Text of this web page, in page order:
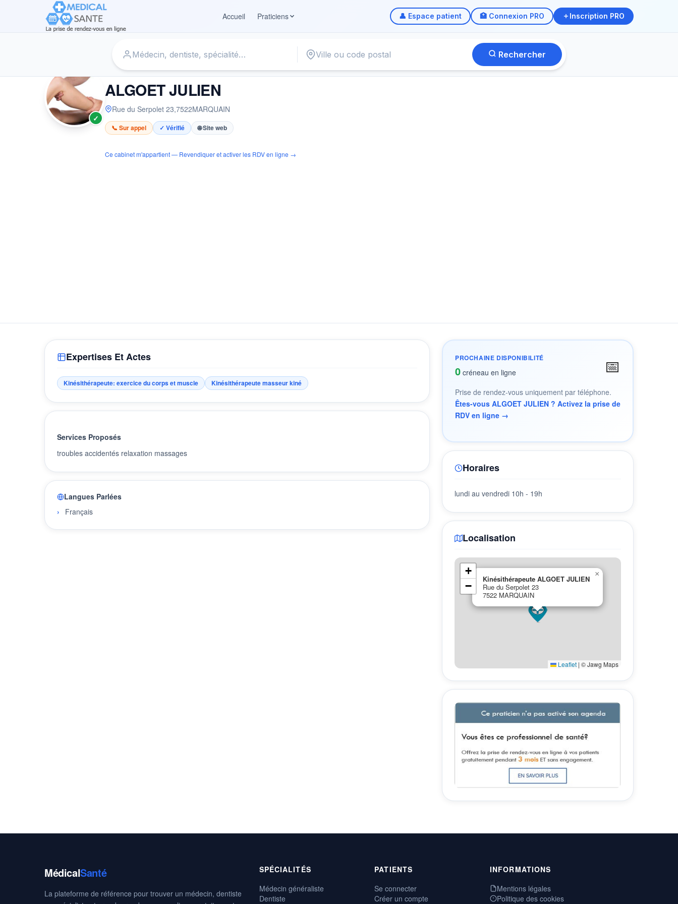
Accueil
Praticiens 👤 Espace patient 🏥 Connexion PRO Inscription PRO
Rechercher
✓
KINÉSITHÉRAPEUTE
ALGOET JULIEN
Rue du Serpolet 23,7522MARQUAIN
📞 Sur appel ✓ Vérifié 🌐 Site web
Ce cabinet m'appartient — Revendiquer et activer les RDV en ligne →
Expertises Et Actes
Kinésithérapeute: exercice du corps et muscle Kinésithérapeute masseur kiné
Services Proposés
troubles accidentés relaxation massages
Langues Parlées
Français
PROCHAINE DISPONIBILITÉ
0 créneau en ligne 📅
Prise de rendez-vous uniquement par téléphone.
Êtes-vous ALGOET JULIEN ? Activez la prise de
RDV en ligne →
Horaires
lundi au vendredi 10h - 19h
Localisation
Kinésithérapeute ALGOET JULIEN
Rue du Serpolet 23
7522 MARQUAIN
×
+
−
Leaflet | © Jawg Maps
MédicalSanté
La plateforme de référence pour trouver un médecin, dentiste
SPÉCIALITÉS
Médecin généraliste
Dentiste
PATIENTS
Se connecter
Créer un compte
INFORMATIONS
Mentions légales
Politique des cookies